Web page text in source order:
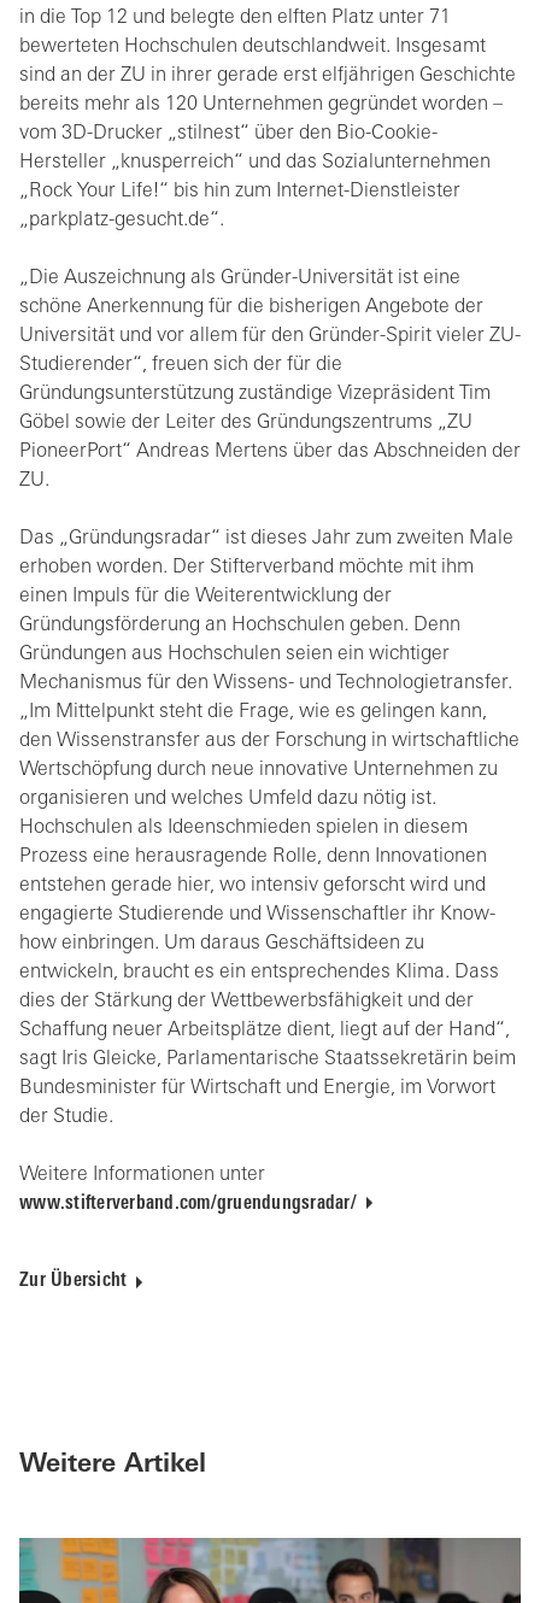
in die Top 12 und belegte den elften Platz unter 71
bewerteten Hochschulen deutschlandweit. Insgesamt
sind an der ZU in ihrer gerade erst elfjährigen Geschichte
bereits mehr als 120 Unternehmen gegründet worden –
vom 3D-Drucker „stilnest“ über den Bio-Cookie-
Hersteller „knusperreich“ und das Sozialunternehmen
„Rock Your Life!“ bis hin zum Internet-Dienstleister
„parkplatz-gesucht.de“.
„Die Auszeichnung als Gründer-Universität ist eine
schöne Anerkennung für die bisherigen Angebote der
Universität und vor allem für den Gründer-Spirit vieler ZU-
Studierender“, freuen sich der für die
Gründungsunterstützung zuständige Vizepräsident Tim
Göbel sowie der Leiter des Gründungszentrums „ZU
PioneerPort“ Andreas Mertens über das Abschneiden der
ZU.
Das „Gründungsradar“ ist dieses Jahr zum zweiten Male
erhoben worden. Der Stifterverband möchte mit ihm
einen Impuls für die Weiterentwicklung der
Gründungsförderung an Hochschulen geben. Denn
Gründungen aus Hochschulen seien ein wichtiger
Mechanismus für den Wissens- und Technologietransfer.
„Im Mittelpunkt steht die Frage, wie es gelingen kann,
den Wissenstransfer aus der Forschung in wirtschaftliche
Wertschöpfung durch neue innovative Unternehmen zu
organisieren und welches Umfeld dazu nötig ist.
Hochschulen als Ideenschmieden spielen in diesem
Prozess eine herausragende Rolle, denn Innovationen
entstehen gerade hier, wo intensiv geforscht wird und
engagierte Studierende und Wissenschaftler ihr Know-
how einbringen. Um daraus Geschäftsideen zu
entwickeln, braucht es ein entsprechendes Klima. Dass
dies der Stärkung der Wettbewerbsfähigkeit und der
Schaffung neuer Arbeitsplätze dient, liegt auf der Hand“,
sagt Iris Gleicke, Parlamentarische Staatssekretärin beim
Bundesminister für Wirtschaft und Energie, im Vorwort
der Studie.
Weitere Informationen unter
www.stifterverband.com/gruendungsradar/
Zur Übersicht
Weitere Artikel